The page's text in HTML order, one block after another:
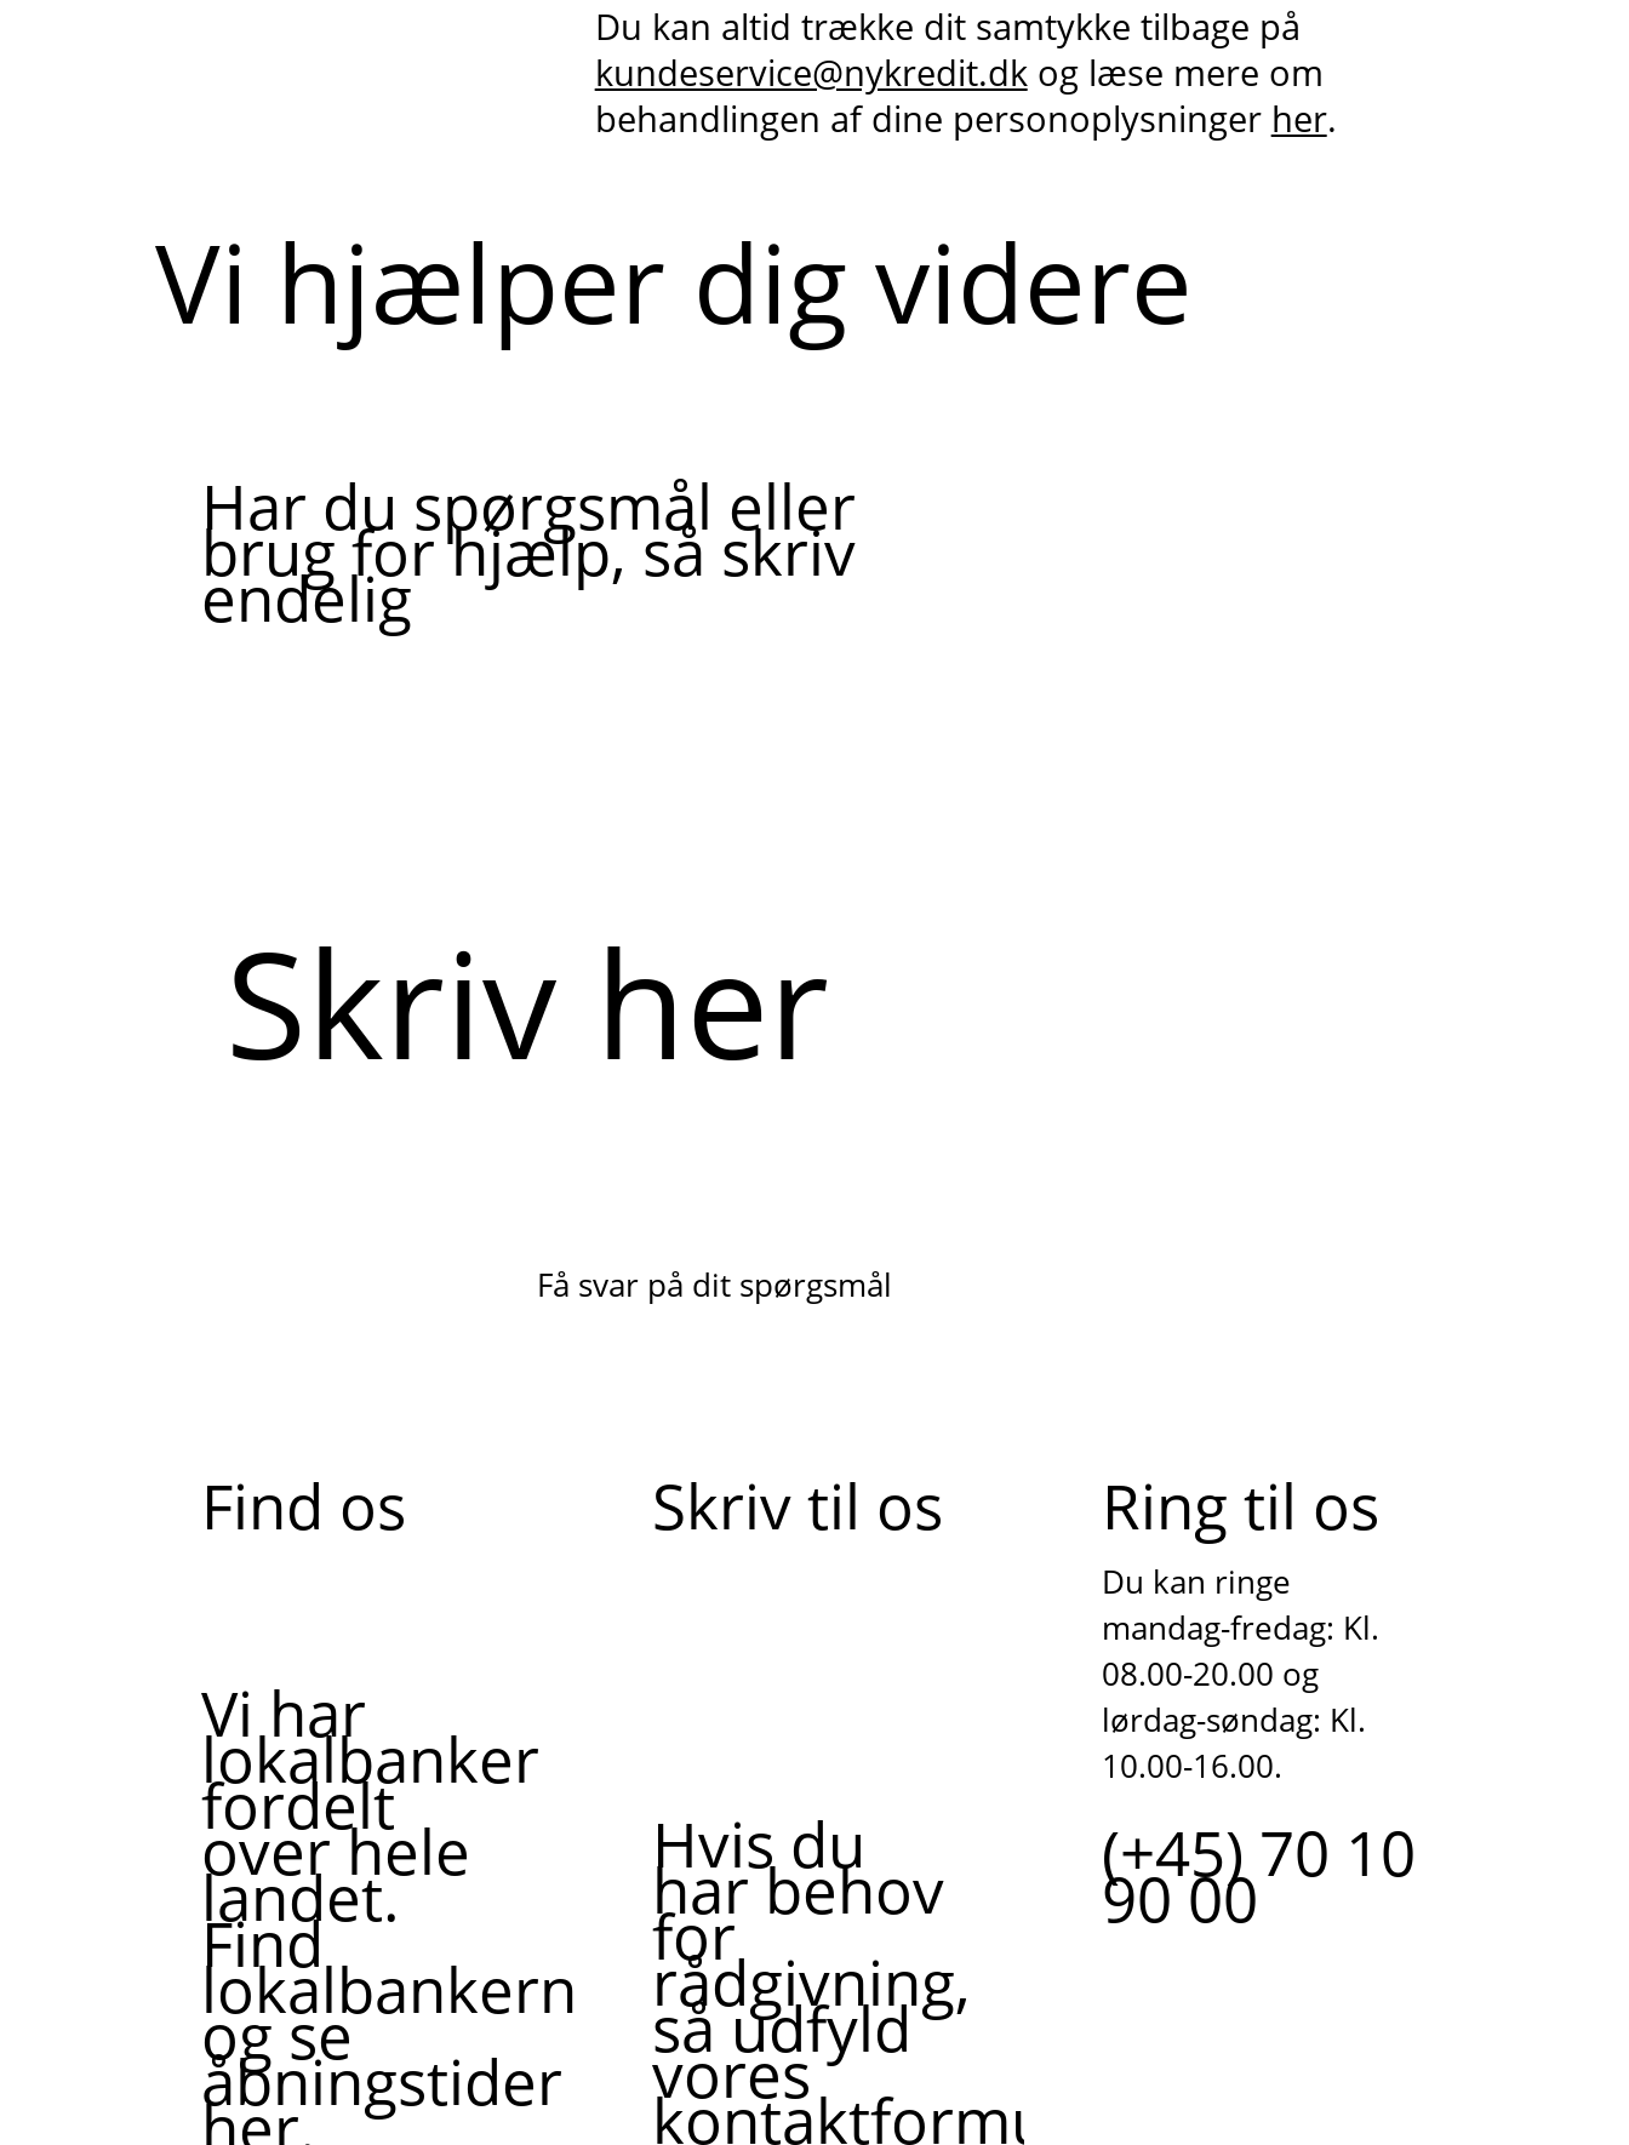
Du kan altid trække dit samtykke tilbage på
kundeservice@nykredit.dkog læse mere om
behandlingen af dine personoplysninger her.
Vi hjælper dig videre
Har du spørgsmål eller
brug for hjælp, så skriv
endelig
Få svar på dit spørgsmål
Find os
Vi har
lokalbanker
fordelt
over hele
landet.
Find
lokalbankerne,
og se
åbningstider
her.
Skriv til os
Hvis du
har behov
for
rådgivning,
så udfyld
vores
kontaktformular.
Ring til os
Du kan ringe
mandag-fredag: Kl.
08.00-20.00 og
lørdag-søndag: Kl.
10.00-16.00.
(+45) 70 10
90 00